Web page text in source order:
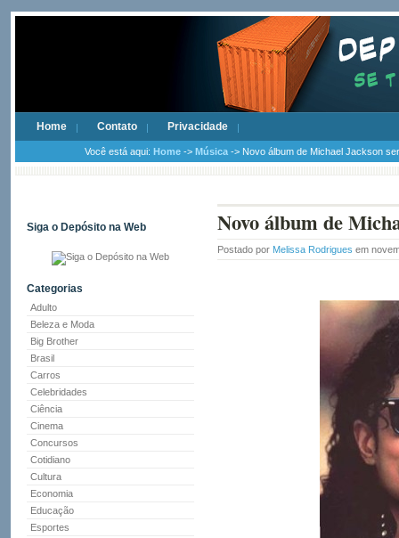
Home Contato Privacidade
Você está aqui: Home -> Música -> Novo álbum de Michael Jackson
Siga o Depósito na Web
Categorias
Adulto
Beleza e Moda
Big Brother
Brasil
Carros
Celebridades
Ciência
Cinema
Concursos
Cotidiano
Cultura
Economia
Educação
Esportes
Novo álbum de
Postado por Melissa Rodrigues em